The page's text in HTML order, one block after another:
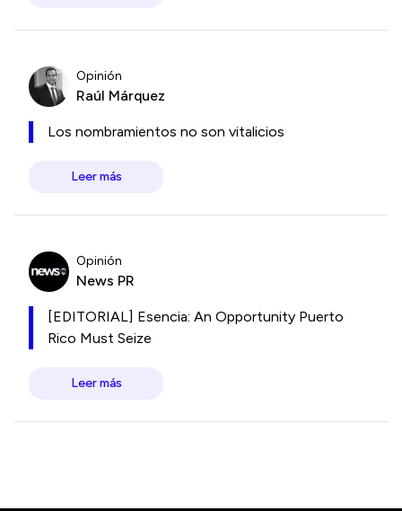
Opinión
Raúl Márquez
Los nombramientos no son vitalicios
Leer más
Opinión
News PR
[EDITORIAL] Esencia: An Opportunity Puerto
Rico Must Seize
Leer más